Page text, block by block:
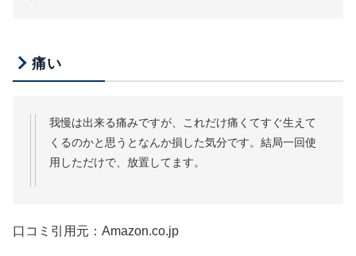
痛い
我慢は出来る痛みですが、これだけ痛くてすぐ生えて
くるのかと思うとなんか損した気分です。結局一回使
用しただけで、放置してます。
口コミ引用元：Amazon.co.jp